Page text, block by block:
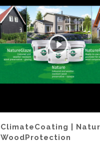
ClimateCoating |
WoodProtection